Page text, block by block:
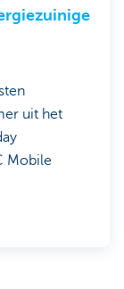
uit het
Mobile